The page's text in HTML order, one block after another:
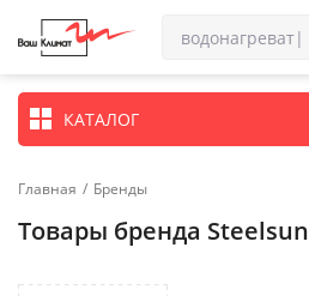
КАТАЛОГ
Главная / Бренды
Товары бренда Steelsun